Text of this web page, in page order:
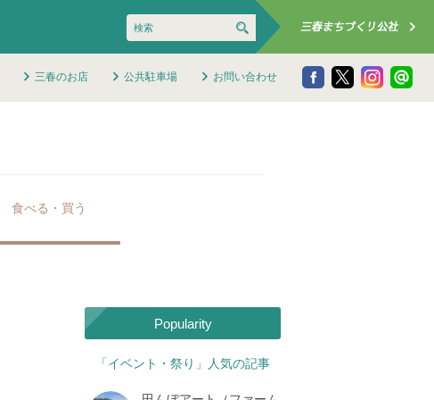
三春のお店 公共駐車場 お問い合わせ
食べる・買う
Popularity
「イベント・祭り」人気の記事